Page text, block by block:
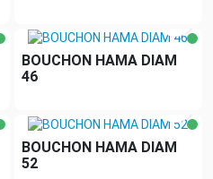
BOUCHON HAMA DIAM
46
BOUCHON HAMA DIAM
52